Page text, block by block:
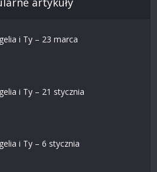
i Ty – 23 marca
i Ty – 21 stycznia
i Ty – 6 stycznia